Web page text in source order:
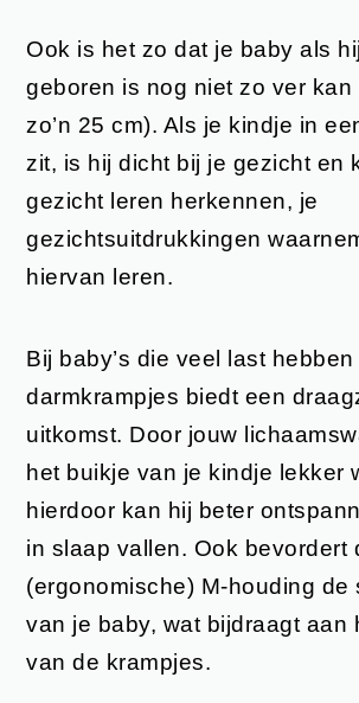
Ook is het zo dat je baby als
geboren is nog niet zo ver kan
zo’n 25 cm). Als je kindje in
zit, is hij dicht bij je gezicht en
gezicht leren herkennen, je
gezichtsuitdrukkingen
hiervan leren.
Bij baby’s die veel last hebben
darmkrampjes biedt een
uitkomst. Door jouw
het buikje van je kindje lekker
hierdoor kan hij beter
in slaap vallen. Ook bevordert
(ergonomische) M-houding de
van je baby, wat bijdraagt aan
van de krampjes.